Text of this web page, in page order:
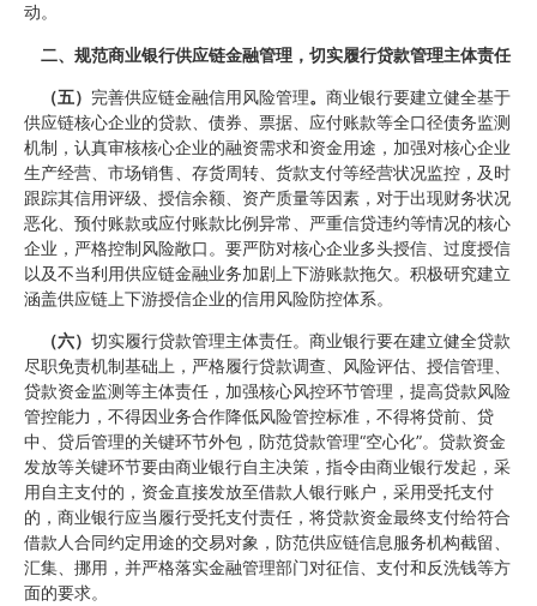
动。
二、规范商业银行供应链金融管理，切实履行贷款管理主体责任
（五） 完善供应链金融信用风险管理。 商业银行要建立健全基于
供应链核心企业的贷款、债券、票据、应付账款等全口径债务监测
机制，认真审核核心企业的融资需求和资金用途，加强对核心企业
生产经营、市场销售、存货周转、货款支付等经营状况监控，及时
跟踪其信用评级、授信余额、资产质量等因素，对于出现财务状况
恶化、预付账款或应付账款比例异常、严重信贷违约等情况的核心
企业，严格控制风险敞口。要严防对核心企业多头授信、过度授信
以及不当利用供应链金融业务加剧上下游账款拖欠。积极研究建立
涵盖供应链上下游授信企业的信用风险防控体系。
（六） 切实履行贷款管理主体责任。商业银行要在建立健全贷款
尽职免责机制基础上，严格履行贷款调查、风险评估、授信管理、
贷款资金监测等主体责任，加强核心风控环节管理，提高贷款风险
管控能力，不得因业务合作降低风险管控标准，不得将贷前、贷
中、贷后管理的关键环节外包，防范贷款管理“空心化”。贷款资金
发放等关键环节要由商业银行自主决策，指令由商业银行发起，采
用自主支付的，资金直接发放至借款人银行账户，采用受托支付
的，商业银行应当履行受托支付责任，将贷款资金最终支付给符合
借款人合同约定用途的交易对象，防范供应链信息服务机构截留、
汇集、挪用，并严格落实金融管理部门对征信、支付和反洗钱等方
面的要求。